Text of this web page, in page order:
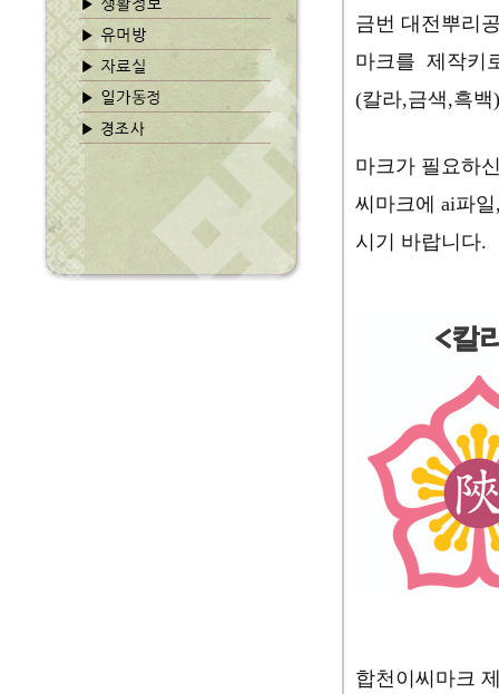
금번 대전뿌리
마크를 제작키
(칼라,금색,흑
마크가 필요하
씨마크에 ai파
시기 바랍니다.
합천이씨마크